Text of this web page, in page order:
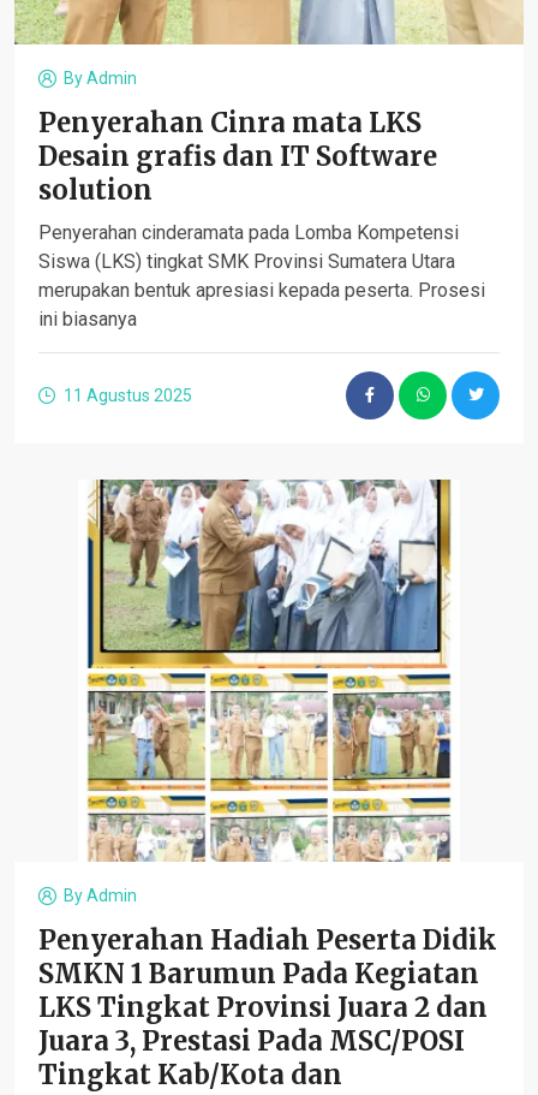
ByAdmin
Penyerahan Cinra mata LKS
Desain grafis dan IT Software
solution
Penyerahan cinderamata pada Lomba Kompetensi
Siswa (LKS) tingkat SMK Provinsi Sumatera Utara
merupakan bentuk apresiasi kepada peserta. Prosesi
ini biasanya
11 Agustus 2025
ByAdmin
Penyerahan Hadiah Peserta Didik
SMKN 1 Barumun Pada Kegiatan
LKS Tingkat Provinsi Juara 2 dan
Juara 3, Prestasi Pada MSC/POSI
Tingkat Kab/Kota dan